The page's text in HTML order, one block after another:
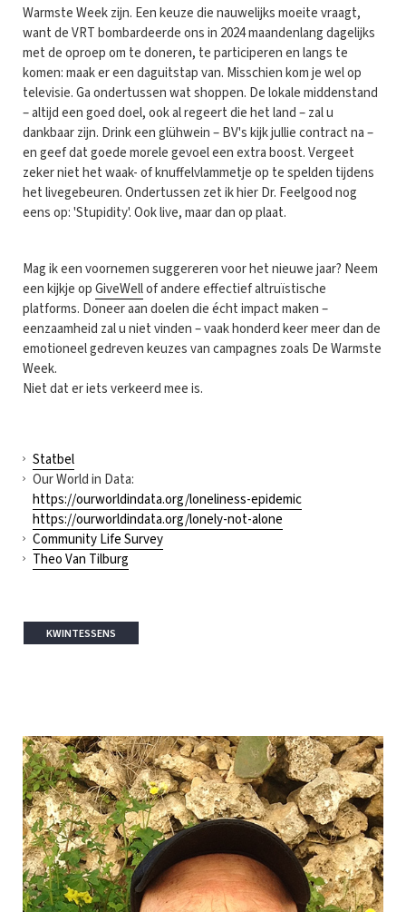
Warmste Week zijn. Een keuze die nauwelijks moeite vraagt,
want de VRT bombardeerde ons in 2024 maandenlang dagelijks
met de oproep om te doneren, te participeren en langs te
komen: maak er een daguitstap van. Misschien kom je wel op
televisie. Ga ondertussen wat shoppen. De lokale middenstand
– altijd een goed doel, ook al regeert die het land – zal u
dankbaar zijn. Drink een glühwein – BV's kijk jullie contract na –
en geef dat goede morele gevoel een extra boost. Vergeet
zeker niet het waak- of knuffelvlammetje op te spelden tijdens
het livegebeuren. Ondertussen zet ik hier Dr. Feelgood nog
eens op: 'Stupidity'. Ook live, maar dan op plaat.
Mag ik een voornemen suggereren voor het nieuwe jaar? Neem
een kijkje opGiveWellof andere effectief altruïstische
platforms. Doneer aan doelen die écht impact maken –
eenzaamheid zal u niet vinden – vaak honderd keer meer dan de
emotioneel gedreven keuzes van campagnes zoals De Warmste
Week.
Niet dat er iets verkeerd mee is.
Statbel
Our World in Data:
https://ourworldindata.org/loneliness-epidemic
https://ourworldindata.org/lonely-not-alone
Community Life Survey
Theo Van Tilburg
KWINTESSENS